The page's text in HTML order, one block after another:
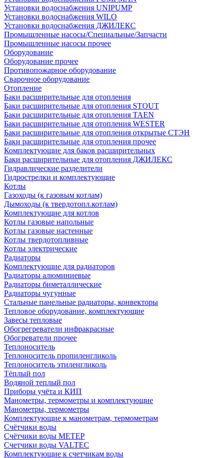
Установки водоснабжения UNIPUMP
Установки водоснабжения WILO
Установки водоснабжения ДЖИЛЕКС
Промышленные насосы/Специальные/Запчасти
Промышленные насосы прочее
Оборудование
Оборудование прочее
Противопожарное оборудование
Сварочное оборудование
Отопление
Баки расширительные для отопления
Баки расширительные для отопления STOUT
Баки расширительные для отопления TAEN
Баки расширительные для отопления WESTER
Баки расширительные для отопления открытые СТЭН
Баки расширительные для отопления прочее
Комплектующие для баков расширительных
Баки расширительные для отопления ДЖИЛЕКС
Гидравлические разделители
Гидрострелки и комплектующие
Котлы
Газоходы (к газовым котлам)
Дымоходы (к твердотопл.котлам)
Комплектующие для котлов
Котлы газовые напольные
Котлы газовые настенные
Котлы твердотопливные
Котлы электрические
Радиаторы
Комплектующие для радиаторов
Радиаторы алюминиевые
Радиаторы биметаллические
Радиаторы чугунные
Стальные панельные радиаторы, конвекторы
Тепловое оборудование, комплектующие
Завесы тепловые
Обогрегреватели инфракрасные
Обогреватели прочее
Теплоноситель
Теплоноситель пропиленгликоль
Теплоноситель этиленгликоль
Тёплый пол
Водяной теплый пол
Приборы учёта и КИП
Манометры, термометры и комплектующие
Манометры, термометры
Комплектующие к манометрам, термометрам
Счётчики воды
Счётчики воды МЕТЕР
Счетчики воды VALTEC
Комплектующие к счетчикам воды